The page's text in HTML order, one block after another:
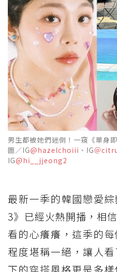
男生都被她們迷倒！一窺《單身
圖／IG@hazelchoiii 、IG＠
IG@hi__jjeong2
最新一季的韓國戀愛
3》已經火熱開播，相
看的心癢癢，這季的
程度堪稱一絕，讓人